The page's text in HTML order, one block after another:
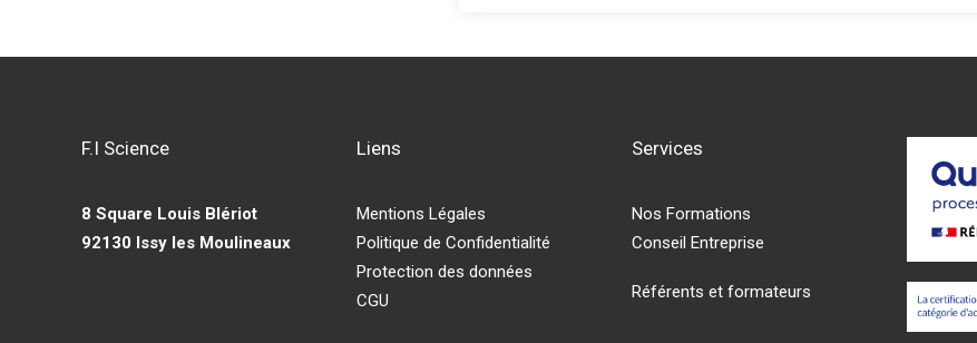
F.I Science
8 Square Louis Blériot
92130 Issy les Moulineaux
Liens
Mentions Légales
Politique de Confidentialité
Protection des données
CGU
Services
Nos Formations
Conseil Entreprise
Référents et formateurs